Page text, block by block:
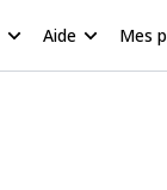
Aide Mes